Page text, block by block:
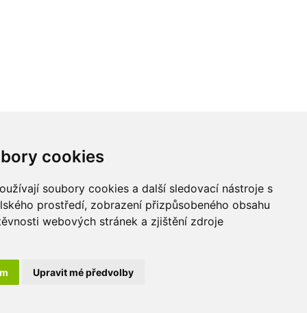
cookies
soubory cookies a další sledovací nástroje s
prostředí, zobrazení přizpůsobeného obsahu
webových stránek a zjištění zdroje
Upravit mé předvolby
Průmyslová 455/17,
568 02 Svitavy -
Lačnov